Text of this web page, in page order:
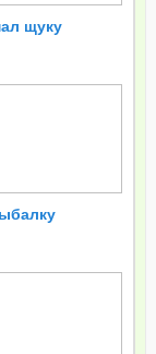
щуку